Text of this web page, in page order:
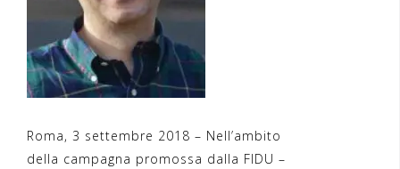
Roma, 3 settembre 2018 – Nell’ambito
della campagna promossa dalla FIDU –